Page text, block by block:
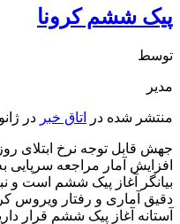
پیک ششم کرونا
توسط
مدیر
منتشر شده در اتاق خبر در ژانویه
جهش قابل توجه نرخ ابتلای
افزایش آمار مراجعه سرپایی
بیانگر آغاز پیک ششم است و
دقیق آماری و رفتار ویروس
آستانه آغاز پیک ششم قرار